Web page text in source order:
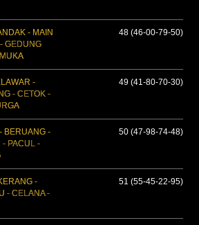
- MAIN
GEDUNG
48 (46-00-79-50)
-
- CETOK -
49 (41-80-70-30)
BERUANG -
- PACUL -
50 (47-98-74-48)
-
- CELANA -
51 (55-45-22-95)